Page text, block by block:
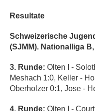
Resultate
Schweizerische
(SJMM). Nationalliga
3. Runde: Olten I -
Meshach 1:0, Keller -
Oberholzer 0:1, Jose -
4. Runde: Olten I -